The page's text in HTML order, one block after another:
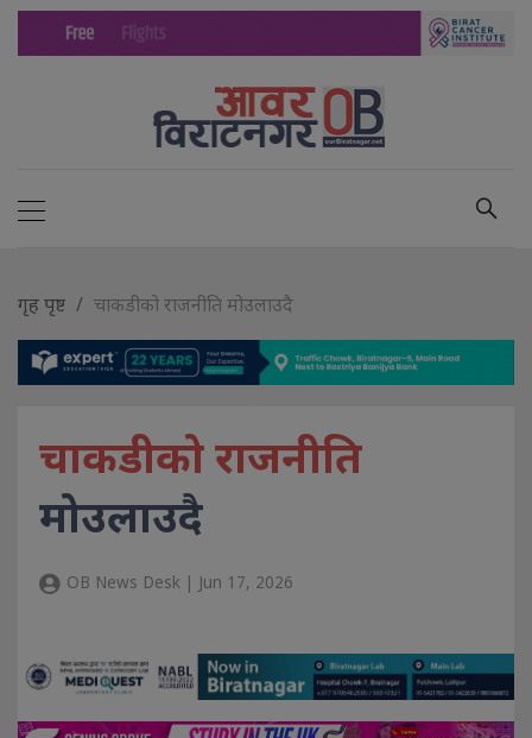
गृह पृष्ट चाकडीको राजनीति मोउलाउदै
चाकडीको राजनीति
मोउलाउदै
OB News Desk | Jun 17, 2026